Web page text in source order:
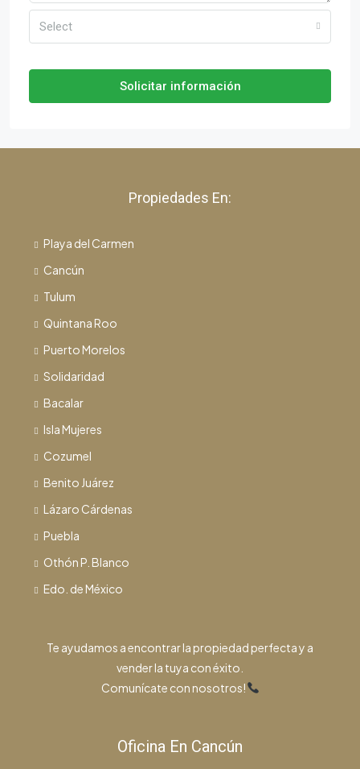
Select
Solicitar información
Propiedades En:
Playa del Carmen
Cancún
Tulum
Quintana Roo
Puerto Morelos
Solidaridad
Bacalar
Isla Mujeres
Cozumel
Benito Juárez
Lázaro Cárdenas
Puebla
Othón P. Blanco
Edo. de México
Te ayudamos a encontrar la propiedad perfecta y a
vender la tuya con éxito.
Comunícate con nosotros!
Oficina En Cancún